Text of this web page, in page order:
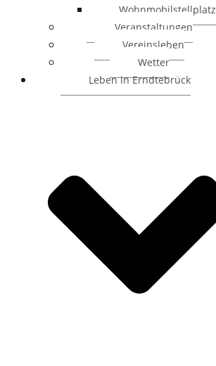
Wohnmobilstellplatz
Veranstaltungen
Vereinsleben
Wetter
Leben in Erndtebrück